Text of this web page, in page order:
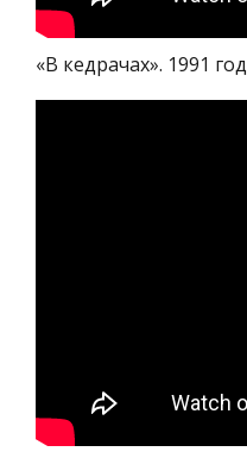
«В кедрачах». 1991 год